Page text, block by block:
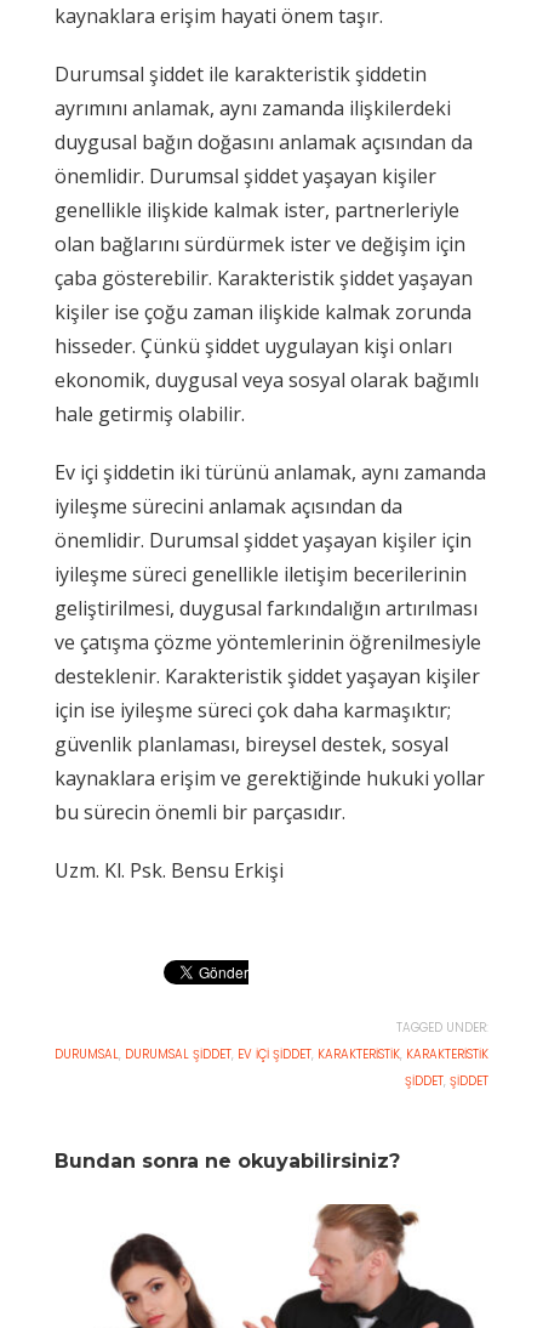
kaynaklara erişim hayati önem taşır.
Durumsal şiddet ile karakteristik şiddetin
ayrımını anlamak, aynı zamanda ilişkilerdeki
duygusal bağın doğasını anlamak açısından da
önemlidir. Durumsal şiddet yaşayan kişiler
genellikle ilişkide kalmak ister, partnerleriyle
olan bağlarını sürdürmek ister ve değişim için
çaba gösterebilir. Karakteristik şiddet yaşayan
kişiler ise çoğu zaman ilişkide kalmak zorunda
hisseder. Çünkü şiddet uygulayan kişi onları
ekonomik, duygusal veya sosyal olarak bağımlı
hale getirmiş olabilir.
Ev içi şiddetin iki türünü anlamak, aynı zamanda
iyileşme sürecini anlamak açısından da
önemlidir. Durumsal şiddet yaşayan kişiler için
iyileşme süreci genellikle iletişim becerilerinin
geliştirilmesi, duygusal farkındalığın artırılması
ve çatışma çözme yöntemlerinin öğrenilmesiyle
desteklenir. Karakteristik şiddet yaşayan kişiler
için ise iyileşme süreci çok daha karmaşıktır;
güvenlik planlaması, bireysel destek, sosyal
kaynaklara erişim ve gerektiğinde hukuki yollar
bu sürecin önemli bir parçasıdır.
Uzm. Kl. Psk. Bensu Erkişi
TAGGED UNDER:
DURUMSAL, DURUMSAL ŞIDDET, EV İÇI ŞIDDET, KARAKTERISTIK, KARAKTERISTIK
ŞIDDET, ŞIDDET
Bundan sonra ne okuyabilirsiniz?